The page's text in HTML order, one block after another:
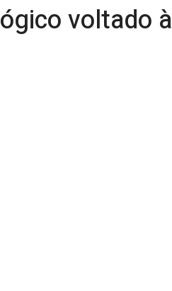
voltado à